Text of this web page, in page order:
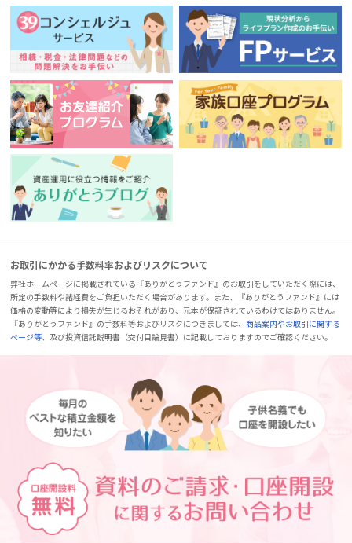
お取引にかかる手数料率およびリスクについて
弊社ホームページに掲載されている『ありがとうファンド』のお取引をしていただく際には、
所定の手数料や諸経費をご負担いただく場合があります。また、『ありがとうファンド』には
価格の変動等により損失が生じるおそれがあり、元本が保証されているわけではありません。
『ありがとうファンド』の手数料等およびリスクにつきましては、商品案内やお取引に関する
ページ等、及び投資信託説明書（交付目論見書）に記載しておりますのでご確認ください。